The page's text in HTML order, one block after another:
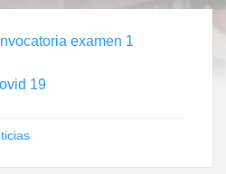
examen 1
19